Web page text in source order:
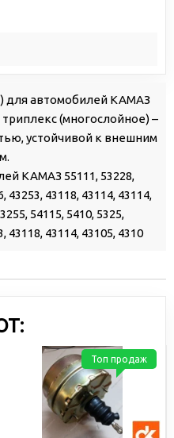
для автомобилей КАМАЗ
(многослойное) –
устойчивой к внешним
КАМАЗ 55111, 53228,
43253, 43118, 43114, 43114,
54115, 5410, 5325,
43118, 43114, 43105, 4310
Топ продаж